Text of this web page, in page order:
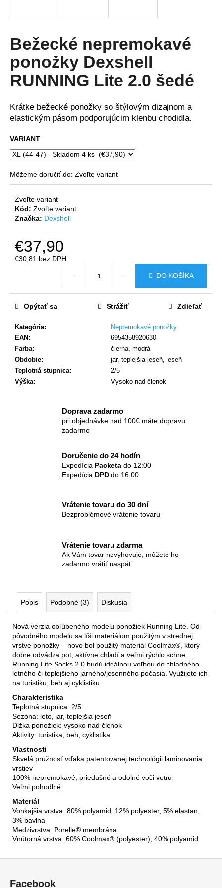
Bežecké nepremokavé
ponožky Dexshell
RUNNING Lite 2.0 šedé
Krátke bežecké ponožky so štýlovým dizajnom a
elastickým pásom podporujúcim klenbu chodidla.
VARIANT
Môžeme doručiť do: Zvoľte variant
Zvoľte variant
Kód: Zvoľte variant
Značka: Dexshell
€37,90
€30,81 bez DPH
DO KOŠÍKA
Kategória:
Nepremokavé ponožky
EAN:
6954358920630
Farba:
čierna, modrá
Obdobie:
jar, teplejšia jeseň, jeseň
Teplotná stupnica:
2/5
Výška: Vysoko nad členok
Opýtať sa Strážiť Zdieľať
Doprava zadarmo
pri objednávke nad 100€ máte dopravu
zadarmo
Doručenie do 24 hodín
Expedícia Packeta do 12:00
Expedícia DPD do 16:00
Vrátenie tovaru do 30 dní
Bezproblémové vrátenie tovaru
Vrátenie tovaru zdarma
Ak Vám tovar nevyhovuje, môžete ho
zadarmo vrátiť naspäť
Popis Podobné (3) Diskusia
Nová verzia obľúbeného modelu ponožiek Running Lite. Od
pôvodného modelu sa líši materiálom použitým v strednej
vrstve ponožky – novo bol použitý materiál Coolmax®, ktorý
dobre odvádza pot, aktívne chladí a veľmi rýchlo schne.
Running Lite Socks 2.0 budú ideálnou voľbou do chladného
letného či teplejšieho jarného/jesenného počasia. Využijete ich
na turistiku, beh aj cyklistiku.
Charakteristika
Teplotná stupnica: 2/5
Sezóna: leto, jar, teplejšia jeseň
Dĺžka ponožiek: vysoko nad členok
Aktivity: turistika, beh, cyklistika
Vlastnosti
Skvelá pružnosť vďaka patentovanej technológii laminovania
vrstiev
100% nepremokavé, priedušné a odolné voči vetru
Veľmi pohodlné
Materiál
Vonkajšia vrstva: 80% polyamid, 12% polyester, 5% elastan,
3% bavlna
Medzivrstva: Porelle® membrána
Vnútorná vrstva: 60% Coolmax® (polyester), 40% polyamid
s
ť
?
HĽADAŤ
O
p
ú
č
a
m
e
Facebook